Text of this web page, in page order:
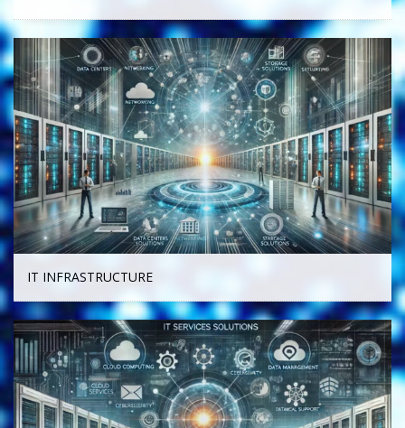
IT INFRASTRUCTURE